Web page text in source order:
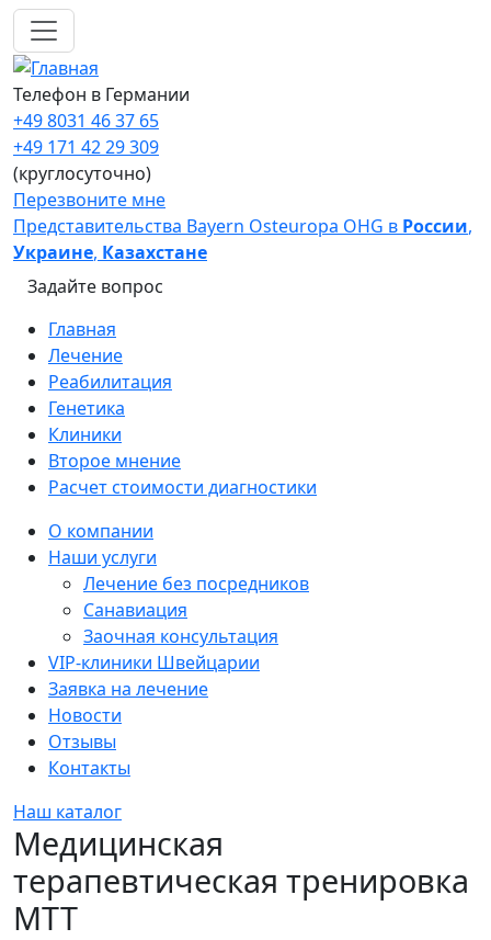
Перейти к основному содержанию
Телефон в Германии
+49 8031 46 37 65
+49 171 42 29 309
(круглосуточно)
Перезвоните мне
Представительства Bayern Osteuropa OHG в России,
Украине, Казахстане
Задайте вопрос
Main navigation
Главная
Лечение
Реабилитация
Генетика
Клиники
Второе мнение
Расчет стоимости диагностики
Sidebar
О компании
Наши услуги
Лечение без посредников
Санавиация
Заочная консультация
VIP-клиники Швейцарии
Заявка на лечение
Новости
Отзывы
Контакты
Наш каталог
Медицинская
терапевтическая тренировка
MTT